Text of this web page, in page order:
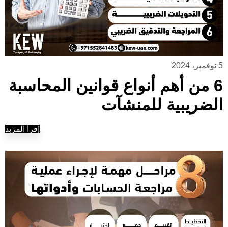
5 نوفمبر، 2024
6 من أهم أنواع قوانين المحاسبة
الضريبية للمنشآت
إقرأ المزيد